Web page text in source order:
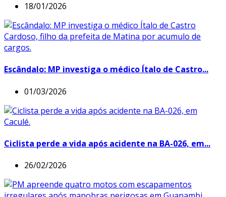
18/01/2026
Escândalo: MP investiga o médico Ítalo de Castro...
01/03/2026
Ciclista perde a vida após acidente na BA-026, em...
26/02/2026